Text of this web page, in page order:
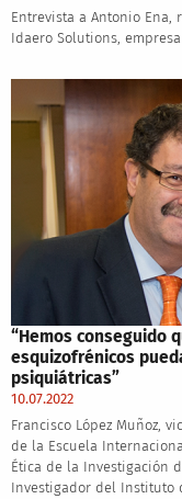
Entrevista a Antonio Ena,
Idaero Solutions,
“Hemos conseguido
esquizofrénicos
psiquiátricas”
10.07.2022
Francisco López Muñoz,
de la Escuela
Ética de la Investigación
Investigador del Instituto